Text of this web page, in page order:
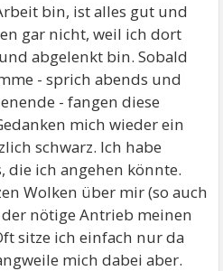
bin, ist alles gut und
gar nicht, weil ich dort
abgelenkt bin. Sobald
- sprich abends und
- fangen diese
mich wieder ein
schwarz. Ich habe
die ich angehen könnte.
Wolken über mir (so auch
nötige Antrieb meinen
sitze ich einfach nur da
mich dabei aber.